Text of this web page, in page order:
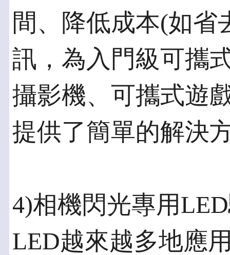
間、降低成本(如省
訊，為入門級可攜
攝影機、可攜式遊
提供了簡單的解決
4)相機閃光專用
LED越來越多地應